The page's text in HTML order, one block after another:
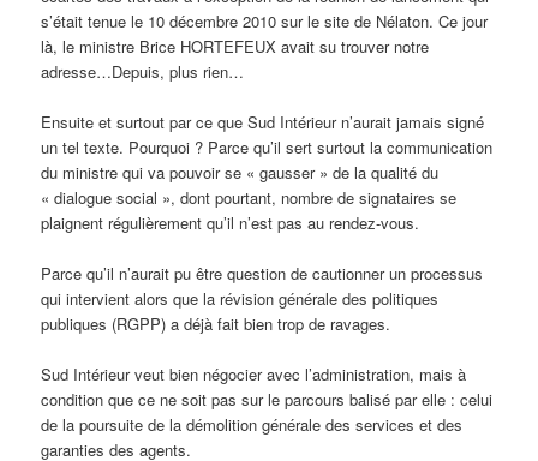
s’était tenue le 10 décembre 2010 sur le site de Nélaton. Ce jour
là, le ministre Brice HORTEFEUX avait su trouver notre
adresse…Depuis, plus rien…
Ensuite et surtout par ce que Sud Intérieur n’aurait jamais signé
un tel texte. Pourquoi ? Parce qu’il sert surtout la communication
du ministre qui va pouvoir se « gausser » de la qualité du
« dialogue social », dont pourtant, nombre de signataires se
plaignent régulièrement qu’il n’est pas au rendez-vous.
Parce qu’il n’aurait pu être question de cautionner un processus
qui intervient alors que la révision générale des politiques
publiques (RGPP) a déjà fait bien trop de ravages.
Sud Intérieur veut bien négocier avec l’administration, mais à
condition que ce ne soit pas sur le parcours balisé par elle : celui
de la poursuite de la démolition générale des services et des
garanties des agents.